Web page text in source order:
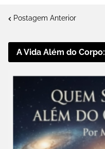
Postagem Anterior
A Vida Além do Corpo: